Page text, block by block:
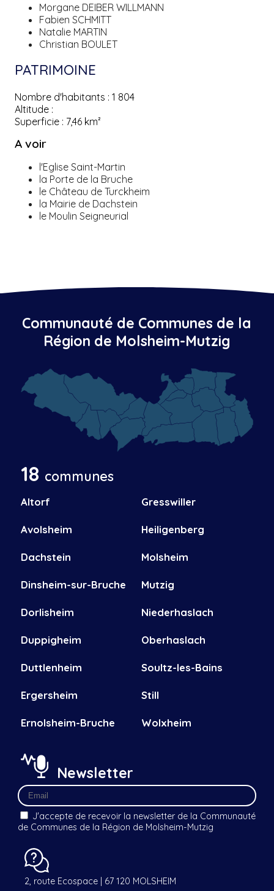
Morgane DEIBER WILLMANN
Fabien SCHMITT
Natalie MARTIN
Christian BOULET
PATRIMOINE
Nombre d'habitants : 1 804
Altitude :
Superficie : 7,46 km²
A voir
l'Eglise Saint-Martin
la Porte de la Bruche
le Château de Turckheim
la Mairie de Dachstein
le Moulin Seigneurial
Communauté de Communes de la
Région de Molsheim-Mutzig
18 communes
Altorf
Avolsheim
Dachstein
Dinsheim-sur-Bruche
Dorlisheim
Duppigheim
Duttlenheim
Ergersheim
Ernolsheim-Bruche
Gresswiller
Heiligenberg
Molsheim
Mutzig
Niederhaslach
Oberhaslach
Soultz-les-Bains
Still
Wolxheim
Newsletter
J'accepte de recevoir la newsletter de la Communauté
de Communes de la Région de Molsheim-Mutzig
2, route Ecospace | 67 120 MOLSHEIM